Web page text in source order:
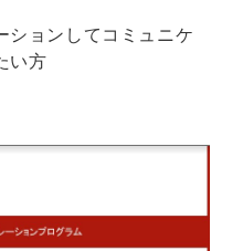
ションしてコミュニケ
い方